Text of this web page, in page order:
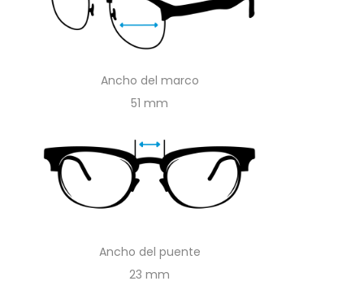
Ancho del marco
51
Ancho del puente
23